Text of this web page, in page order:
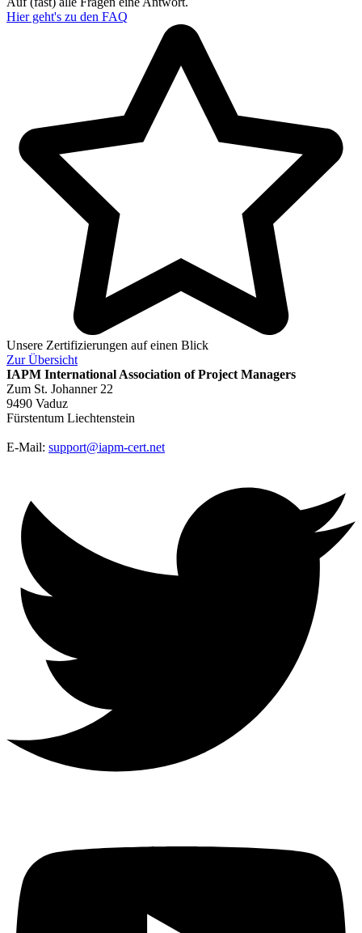
Hier geht's zu den FAQ
Unsere Zertifizierungen auf einen Blick
ZurÜbersicht
IAPM International Association of Project Managers
Zum St. Johanner 22
9490 Vaduz
Fürstentum Liechtenstein
E-Mail: support@iapm-cert.net